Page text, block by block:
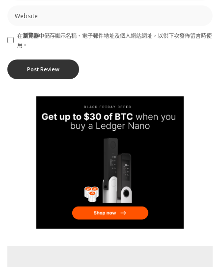
在瀏覽器中儲存顯示名稱、電子郵件地址及個人網站網址，以供下次發佈留言時使
用。